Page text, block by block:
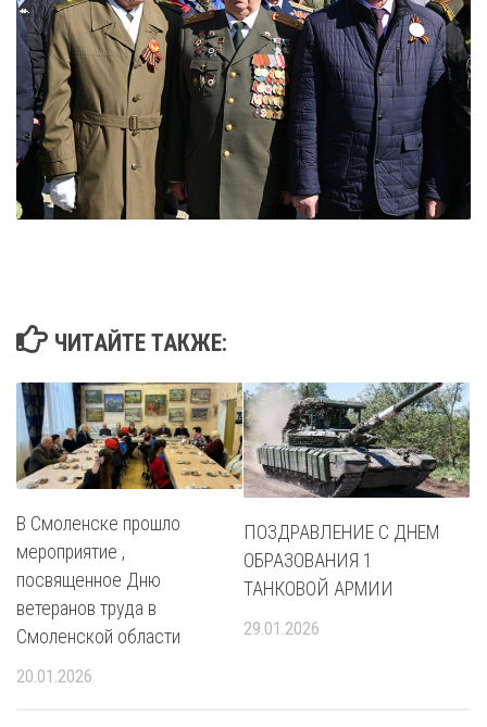
ЧИТАЙТЕ ТАКЖЕ:
В Смоленске прошло
мероприятие ,
посвященное Дню
ветеранов труда в
Смоленской области
20.01.2026
ПОЗДРАВЛЕНИЕ С ДНЕМ
ОБРАЗОВАНИЯ 1
ТАНКОВОЙ АРМИИ
29.01.2026